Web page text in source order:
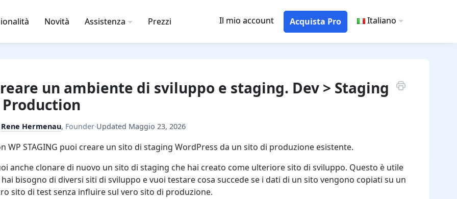
Novità Assistenza Prezzi Il mio account Acquista Pro Italiano
un ambiente di sviluppo e staging. Dev > Staging
Production
Rene Hermenau, Founder·Updated Maggio 23, 2026
WP STAGING puoi creare un sito di staging WordPress da un sito di produzione esistente.
anche clonare di nuovo un sito di staging che hai creato come ulteriore sito di sviluppo. Questo è utile
hai bisogno di diversi siti di sviluppo e vuoi testare cosa succede se i dati di un sito vengono copiati su un
sito di test senza influire sul vero sito di produzione.